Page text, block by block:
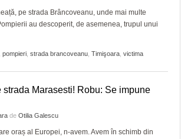
pe strada Brâncoveanu, unde mai multe
au descoperit, de asemenea, trupul unui
pompieri strada brancoveanu Timişoara victima
Marasesti! Robu: Se impune
de Otilia Galescu
oraș al Europei, n-avem. Avem în schimb din